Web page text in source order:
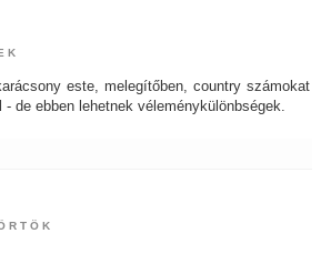
este, melegítőben, country számokat
de ebben lehetnek véleménykülönbségek.